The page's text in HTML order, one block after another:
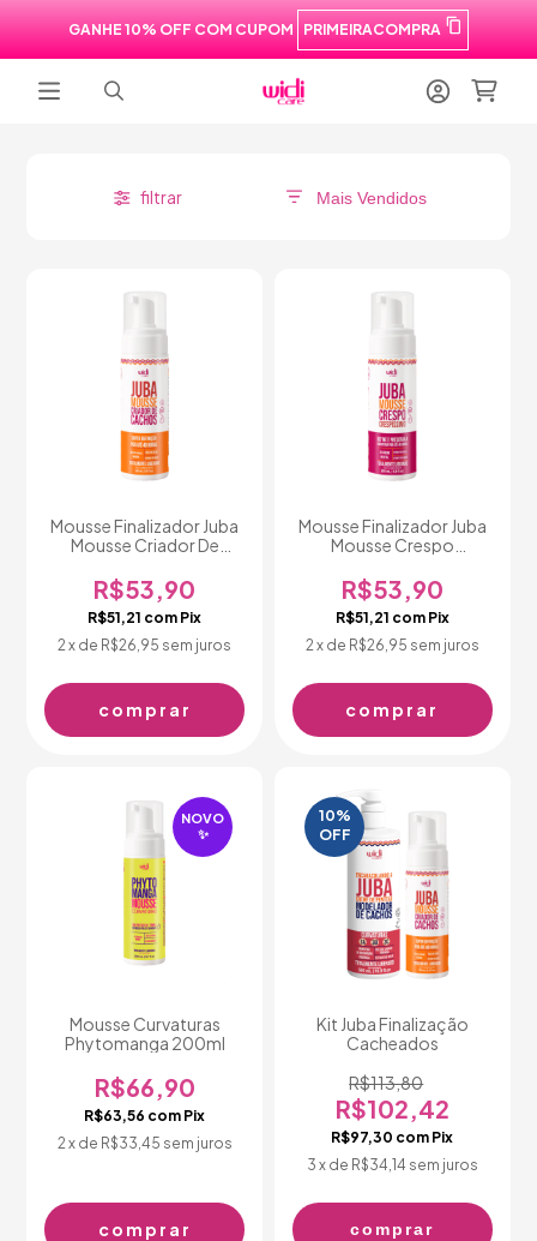
GANHE 10% OFF COM CUPOM PRIMEIRACOMPRA
filtrar
Mousse Finalizador Juba
Mousse Criador De
R$53,90
R$51,21 com Pix
2 x de R$26,95 sem juros
Mousse Finalizador Juba
Mousse Crespo
R$53,90
R$51,21 com Pix
2 x de R$26,95 sem juros
NOVO
✨
Mousse Curvaturas
Phytomanga 200ml
R$66,90
R$63,56 com Pix
2 x de R$33,45 sem juros
10%
OFF
Kit Juba Finalização
Cacheados
R$113,80
R$102,42
R$97,30 com Pix
3 x de R$34,14 sem juros
comprar